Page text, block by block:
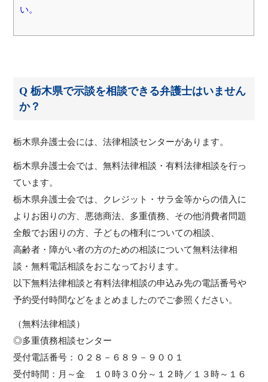
い。
Q 栃木県で示談を相談できる弁護士はいません
か？
栃木県弁護士会には、法律相談センターがあります。
栃木県弁護士会では、無料法律相談・有料法律相談を行っ
ています。
栃木県弁護士会では、クレジット・サラ金等からの借入に
よりお困りの方、悪徳商法、多重債務、その他消費者問題
全般でお困りの方、子どもの権利についての相談、
高齢者・障がい者の方のための相談について無料法律相
談・無料電話相談をおこなっております。
以下無料法律相談と有料法律相談の申込み先の電話番号や
予約受付時間などをまとめましたのでご参照ください。
（無料法律相談）
◎多重債務相談センター
受付電話番号：０２８－６８９－９００１
受付時間：月～金 １０時３０分～１２時／１３時～１６